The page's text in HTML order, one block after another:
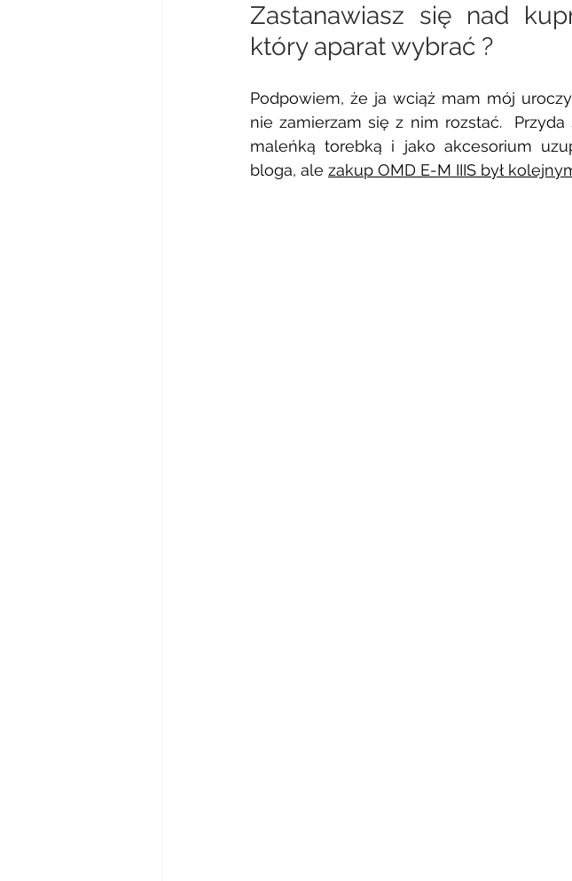
Zastanawiasz się nad
który aparat wybrać ?
Podpowiem, że ja wciąż mam mój
nie zamierzam się z nim rozstać.
maleńką torebką i jako akcesorium
bloga, ale zakup OMD E-M IIIS był